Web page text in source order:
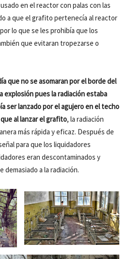
en el reactor con palas con las
a que el grafito pertenecía al reactor
lo que se les prohibía que los
que evitaran tropezarse o
que no se asomaran por el borde del
explosión pues la radiación estaba
ser lanzado por el agujero en el techo
al lanzar el grafito, la radiación
más rápida y eficaz. Después de
para que los liquidadores
eran descontaminados y
demasiado a la radiación.